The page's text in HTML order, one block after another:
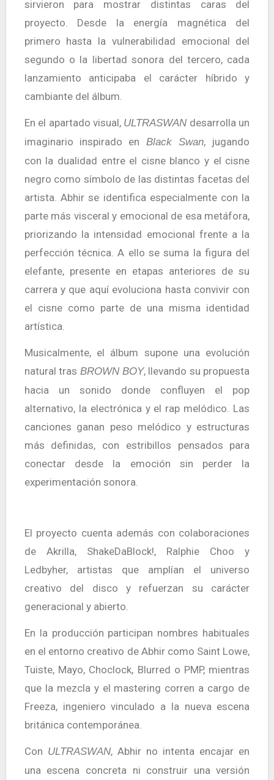
sirvieron para mostrar distintas caras del
proyecto. Desde la energía magnética del
primero hasta la vulnerabilidad emocional del
segundo o la libertad sonora del tercero, cada
lanzamiento anticipaba el carácter híbrido y
cambiante del álbum.
En el apartado visual, ULTRASWANdesarrolla un
imaginario inspirado en Black Swan, jugando
con la dualidad entre el cisne blanco y el cisne
negro como símbolo de las distintas facetas del
artista. Abhir se identifica especialmente con la
parte más visceral y emocional de esa metáfora,
priorizando la intensidad emocional frente a la
perfección técnica. A ello se suma la figura del
elefante, presente en etapas anteriores de su
carrera y que aquí evoluciona hasta convivir con
el cisne como parte de una misma identidad
artística.
Musicalmente, el álbum supone una evolución
natural tras BROWN BOY, llevando su propuesta
hacia un sonido donde confluyen el pop
alternativo, la electrónica y el rap melódico. Las
canciones ganan peso melódico y estructuras
más definidas, con estribillos pensados para
conectar desde la emoción sin perder la
experimentación sonora.
El proyecto cuenta además con colaboraciones
de Akrilla, ShakeDaBlock!, Ralphie Choo y
Ledbyher, artistas que amplían el universo
creativo del disco y refuerzan su carácter
generacional y abierto.
En la producción participan nombres habituales
en el entorno creativo de Abhir como Saint Lowe,
Tuiste, Mayo, Choclock, Blurred o PMP, mientras
que la mezcla y el mastering corren a cargo de
Freeza, ingeniero vinculado a la nueva escena
británica contemporánea.
Con ULTRASWAN, Abhir no intenta encajar en
una escena concreta ni construir una versión